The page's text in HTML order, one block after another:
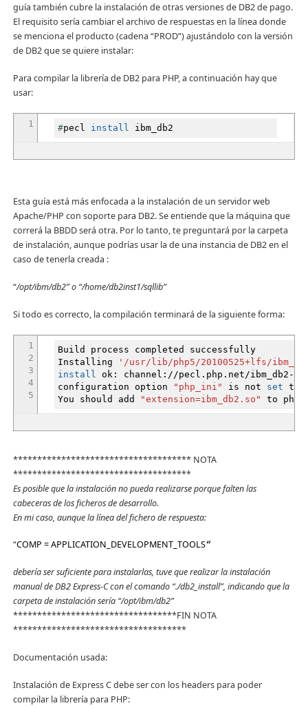
guía también cubre la instalación de otras versiones de DB2 de pago.
El requisito sería cambiar el archivo de respuestas en la línea donde
se menciona el producto (cadena “PROD”) ajustándolo con la versión
de DB2 que se quiere instalar:
Para compilar la librería de DB2 para PHP, a continuación hay que
usar:
1 #pecl install ibm_db2
Esta guía está más enfocada a la instalación de un servidor web
Apache/PHP con soporte para DB2. Se entiende que la máquina que
correrá la BBDD será otra. Por lo tanto, te preguntará por la carpeta
de instalación, aunque podrías usar la de una instancia de DB2 en el
caso de tenerla creada :
“/opt/ibm/db2” o “/home/db2inst1/sqllib”
Si todo es correcto, la compilación terminará de la siguiente forma:
1
2
3
4
5
Build process completed successfully
Installing
'/usr/lib/php5/20100525+lfs/
install
ok: channel: //pecl.php.net /ibm_db2-
configuration option
"php_ini" is not set to
You should add
"extension=ibm_db2.so" to
************************************* NOTA
*************************************
Es posible que la instalación no pueda realizarse porque falten las
cabeceras de los ficheros de desarrollo.
En mi caso, aunque la línea del fichero de respuesta:
“COMP = APPLICATION_DEVELOPMENT_TOOLS“
debería ser suficiente para instalarlas, tuve que realizar la instalación
manual de DB2 Express-C con el comando “./db2_install”, indicando que la
carpeta de instalación sería “/opt/ibm/db2”
**********************************FIN NOTA
************************************
Documentación usada:
Instalación de Express C debe ser con los headers para poder
compilar la librería para PHP: